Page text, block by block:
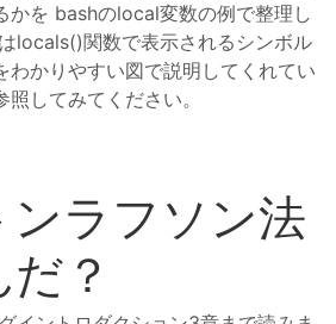
かを bashのlocal変数の例で整理し
locals()関数で表示されるシンボル
わかりやすい図で説明してくれてい
してみてください。
ンラフソン法
？